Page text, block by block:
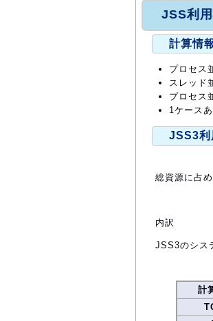
JSS利
計算情
プロセス
スレッド
プロセス
1ケース
JSS3利
総資源に占
内訳
JSS3のシス
計